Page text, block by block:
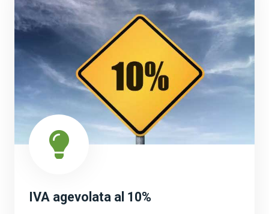
IVA agevolata al 10%